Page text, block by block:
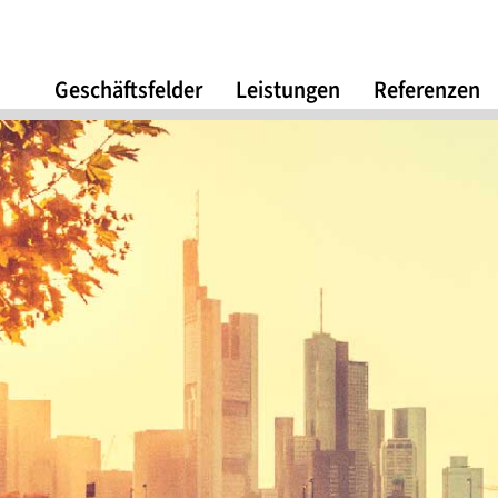
Geschäftsfelder Leistungen Referenzen